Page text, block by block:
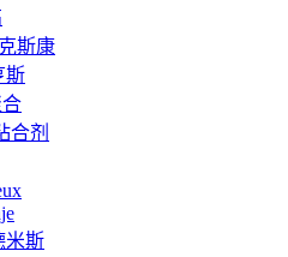
斯康
斯
合剂
米斯